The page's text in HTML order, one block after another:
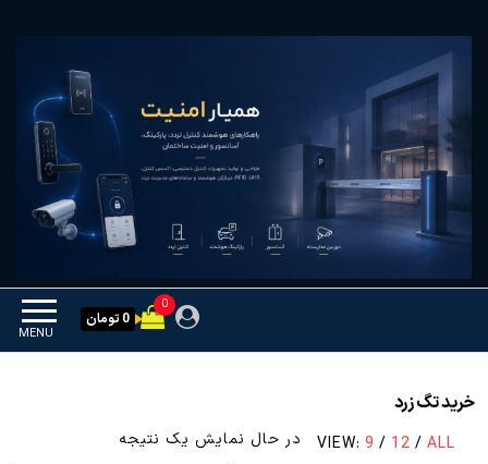
همیار امنیت
MENU
0
0 تومان
خرید تگ زرد
VIEW: 9 / 12 / ALL در حال نمایش یک نتیجه